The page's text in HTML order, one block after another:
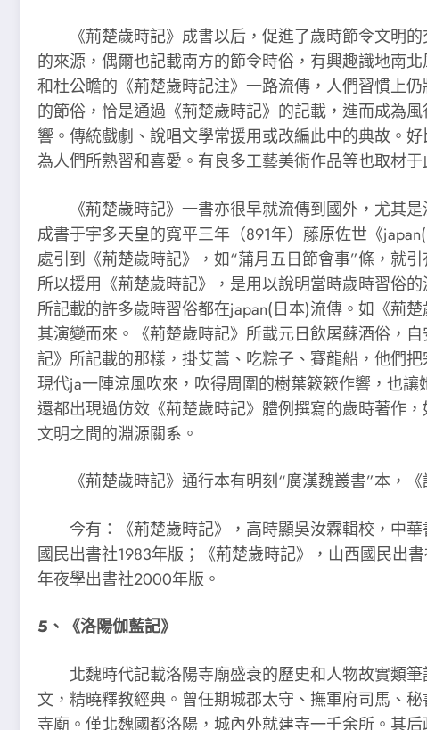
《荊楚歲時記》成書以后，促進了歲時節令文明的
的來源，偶爾也記載南方的節令時俗，有興趣識地南
和杜公瞻的《荊楚歲時記注》一路流傳，人們習慣上
的節俗，恰是通過《荊楚歲時記》的記載，進而成為
響。傳統戲劇、說唱文學常援用或改編此中的典故。
為人們所熟習和喜愛。有良多工藝美術作品等也取材
《荊楚歲時記》一書亦很早就流傳到國外，尤其是
成書于宇多天皇的寬平三年（891年）藤原佐世《
處引到《荊楚歲時記》，如“蒲月五日節會事”條，就
所以援用《荊楚歲時記》，是用以說明當時歲時習俗
所記載的許多歲時習俗都在japan(日本)流傳。如《荊
其演變而來。《荊楚歲時記》所載元日飲屠蘇酒俗，
記》所記載的那樣，掛艾蒿、吃粽子、賽龍船，他們
現代ja一陣涼風吹來，吹得周圍的樹葉簌簌作響，也
還都出現過仿效《荊楚歲時記》體例撰寫的歲時著作
文明之間的淵源關系。
《荊楚歲時記》通行本有明刻“廣漢魏叢書”本，《
今有：《荊楚歲時記》，高時顯吳汝霖輯校，中華
國民出書社1983年版；《荊楚歲時記》，山西國民出
年夜學出書社2000年版。
5、《洛陽伽藍記》
北魏時代記載洛陽寺廟盛衰的歷史和人物故實類筆
文，精曉釋教經典。曾任期城郡太守、撫軍府司馬、
寺廟。僅北魏國都洛陽，城內外就建寺一千余所。其